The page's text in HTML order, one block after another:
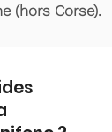
(hors Corse).